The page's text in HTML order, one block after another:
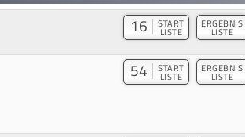
16 START
LISTE
ERGEBNIS
LISTE
54 START
LISTE
ERGEBNIS
LISTE